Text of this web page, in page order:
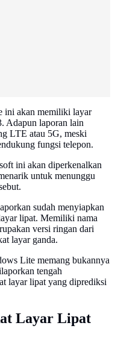
ini akan memiliki layar
Adapun laporan lain
LTE atau 5G, meski
fungsi telepon.
ini akan diperkenalkan
untuk menunggu
sudah menyiapkan
lipat. Memiliki nama
versi ringan dari
layar ganda.
Lite memang bukannya
tengah
layar lipat yang diprediksi
Layar Lipat